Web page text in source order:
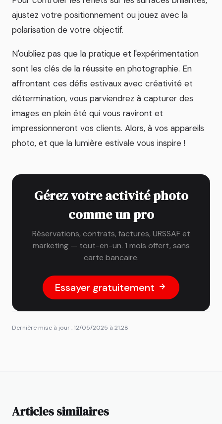
ajustez votre positionnement ou jouez avec la
polarisation de votre objectif.
N'oubliez pas que la pratique et l'expérimentation
sont les clés de la réussite en photographie. En
affrontant ces défis estivaux avec créativité et
détermination, vous parviendrez à capturer des
images en plein été qui vous raviront et
impressionneront vos clients. Alors, à vos appareils
photo, et que la lumière estivale vous inspire !
Gérez votre activité photo
comme un pro
Réservations, contrats, factures, URSSAF et
marketing — tout-en-un. 1 mois offert, sans
carte bancaire.
Essayer gratuitement
Dernière mise à jour : 12/05/2025 à 21:28
Articles similaires